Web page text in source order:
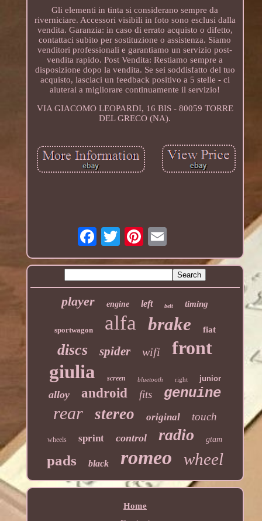
Gli elementi in tinta si considerano sempre da
riverniciare. Accessori visibili in foto sono esclusi dalla
vendita. Garanzia: in caso di errato acquisto o difetto,
contattaci subito per sostituzione o assistenza. Siamo
venditori professionali e garantiamo un servizio post-
vendita rapido. Post Vendita: Restiamo sempre a
disposizione dopo la vendita. Se sei soddisfatto del tuo
acquisto, lasciaci un feedback positivo a 5 stelle - ci
aiuterai a migliorare continuamente il servizio!
VIA GIACOMO LEOPARDI, 16 BIS - 80059 TORRE
DEL GRECO (NA).
player engine left belt timing
sportwagon alfa brake fiat
discs spider wifi
front
giulia
screen bluetooth right junior
alloy android fits genuine
rear stereo original touch
wheels sprint control radio gtam
pads black romeo wheel
Home